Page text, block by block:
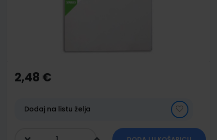
the
beginning
gallery
2,48 €
Dodaj na listu želja